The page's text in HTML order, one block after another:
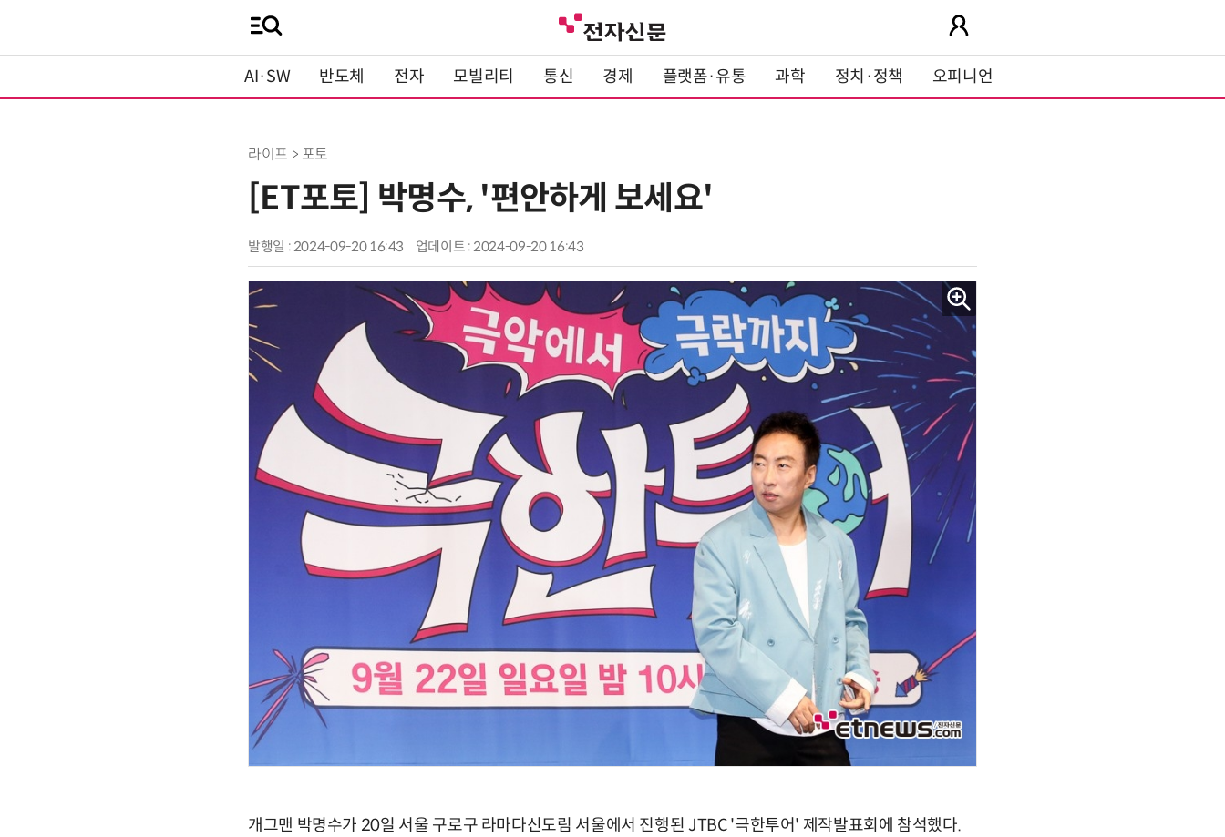
AI·SW 반도체 전자 모빌리티 통신 경제 플랫폼·유통 과학 정치·정책 오피니언
라이프 > 포토
[ET포토] 박명수, '편안하게 보세요'
발행일 : 2024-09-20 16:43 업데이트 : 2024-09-20 16:43
개그맨 박명수가 20일 서울 구로구 라마다신도림 서울에서 진행된 JTBC '극한투어' 제작발표회에 참석했다.